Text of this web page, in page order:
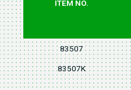
ITEM NO.
83507
83507K